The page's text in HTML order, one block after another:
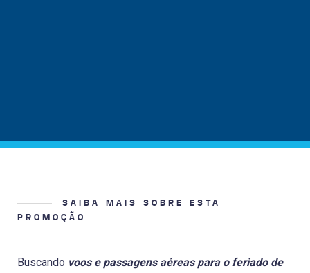
SAIBA MAIS SOBRE ESTA
PROMOÇÃO
Buscando voos e passagens aéreas para o feriado de